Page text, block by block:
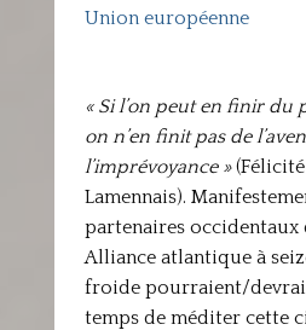
Union européenne
« Si l’on peut en finir du
on n’en finit pas de
l’imprévoyance »
Lamennais).
partenaires occidentaux
Alliance atlantique à
froide pourraient/
temps de méditer cette